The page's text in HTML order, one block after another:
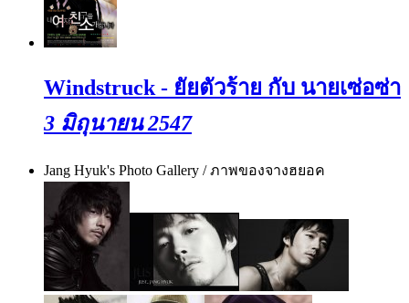
Windstruck - ยัยตัวร้าย กับ นายเซ่อซ่า
3 มิถุนายน 2547
Jang Hyuk's Photo Gallery / ภาพของจางฮยอค